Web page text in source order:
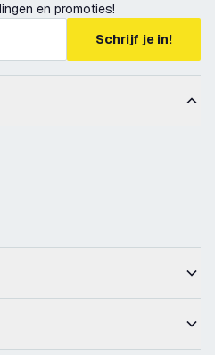
en promoties!
Schrijf je in!